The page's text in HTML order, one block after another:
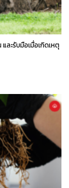
ละรับมือเมื่อเกิดเหตุ